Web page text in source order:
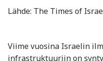
Lähde: The Times of
Viime vuosina Israelin
infrastruktuuriin on